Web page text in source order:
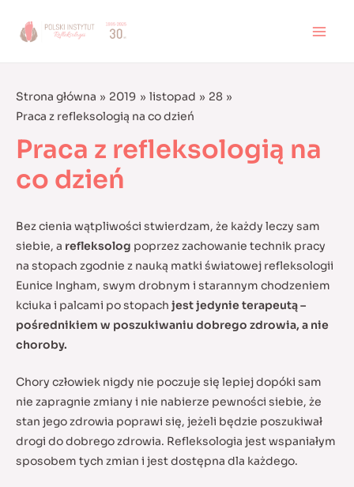
Strona główna 2019 listopad
28
Praca z refleksologią na co dzień
Praca z refleksologią na
co dzień
Bez cienia wątpliwości stwierdzam, że każdy leczy sam
siebie, a refleksolog poprzez zachowanie technik pracy
na stopach zgodnie z nauką matki światowej refleksologii
Eunice Ingham, swym drobnym i starannym chodzeniem
kciuka i palcami po stopach jest jedynie terapeutą –
pośrednikiem w poszukiwaniu dobrego zdrowia, a nie
choroby.
Chory człowiek nigdy nie poczuje się lepiej dopóki sam
nie zapragnie zmiany i nie nabierze pewności siebie, że
stan jego zdrowia poprawi się, jeżeli będzie poszukiwał
drogi do dobrego zdrowia. Refleksologia jest wspaniałym
sposobem tych zmian i jest dostępna dla każdego.